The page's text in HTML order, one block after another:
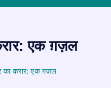
एक ग़ज़ल
का करार: एक ग़ज़ल